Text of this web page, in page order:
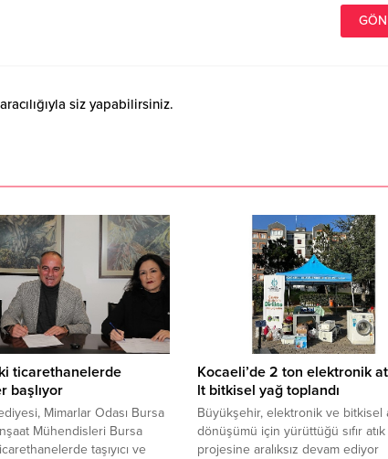
siz yapabilirsiniz.
ticarethanelerde
başlıyor
Mimarlar Odası Bursa
Mühendisleri Bursa
taşıyıcı ve
Kocaeli’de 2 ton elektronik
lt bitkisel yağ toplandı
Büyükşehir, elektronik ve bitkisel
dönüşümü için yürüttüğü sıfır atık
projesine aralıksız devam ediyor